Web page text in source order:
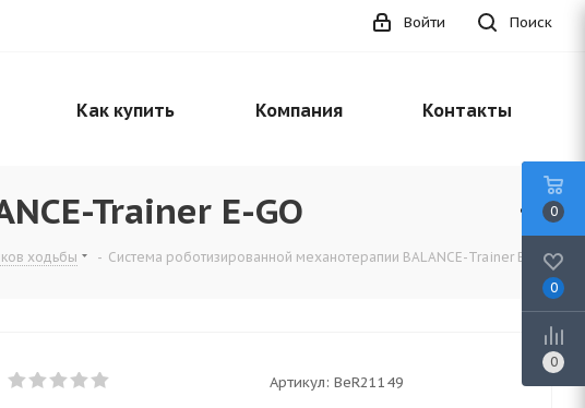
Поиск
Войти
Как купить Компания Контакты
Trainer E-GO
ходьбы - Система роботизированной механотерапии BALANCE-Trainer E-GO
Артикул: BеR21149
0
0
0